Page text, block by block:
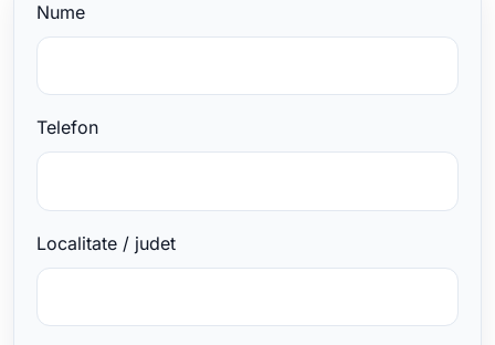
Nume
Telefon
Localitate / judet